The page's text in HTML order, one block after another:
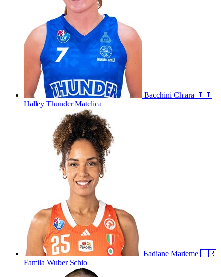
Bacchini Chiara 🇮🇹
Halley Thunder Matelica
Badiane Marieme 🇫🇷
Famila Wuber Schio